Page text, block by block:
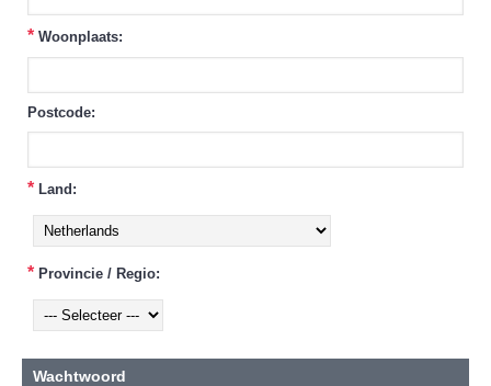
* Woonplaats:
Postcode:
* Land:
* Provincie / Regio:
Wachtwoord